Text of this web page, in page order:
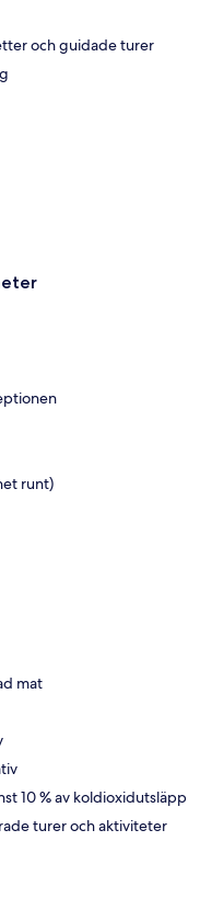
och guidade turer
runt)
mat
10 % av koldioxidutsläpp
turer och aktiviteter